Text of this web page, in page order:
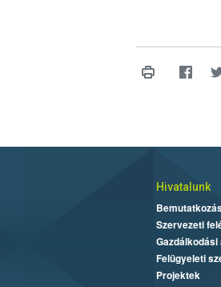
Hivatalunk
Szervezeti
Gazdálkodási
Felügyeleti
Projektek